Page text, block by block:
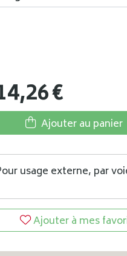
,26€
Ajouter au panier
usage externe, par
Ajouter à mes